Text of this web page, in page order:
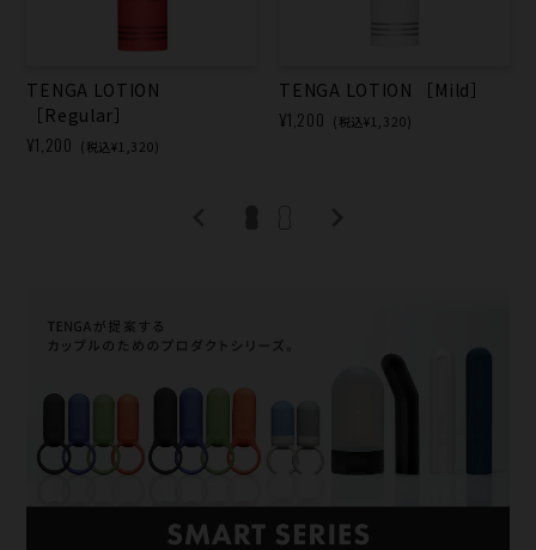
TENGA LOTION
［Regular］
¥1,200 (税込¥1,320)
TENGA LOTION ［Mild］
¥1,200 (税込¥1,320)